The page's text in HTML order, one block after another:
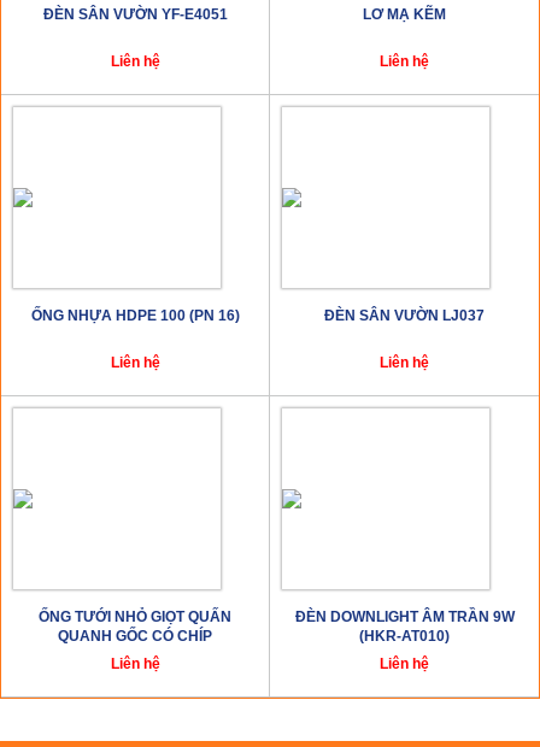
ĐÈN SÂN VƯỜN YF-E4051
Liên hệ
LƠ MẠ KẼM
Liên hệ
ỐNG NHỰA HDPE 100 (PN 16)
Liên hệ
ĐÈN SÂN VƯỜN LJ037
Liên hệ
ỐNG TƯỚI NHỎ GIỌT QUẤN
QUANH GỐC CÓ CHÍP
Liên hệ
ĐÈN DOWNLIGHT ÂM TRẦN 9W
(HKR-AT010)
Liên hệ